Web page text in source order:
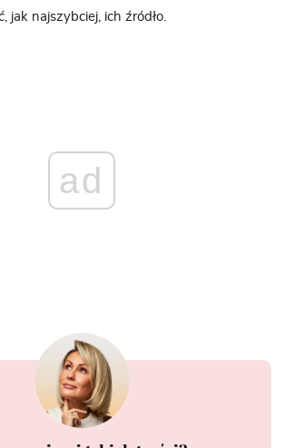
jak najszybciej, ich źródło.
ad